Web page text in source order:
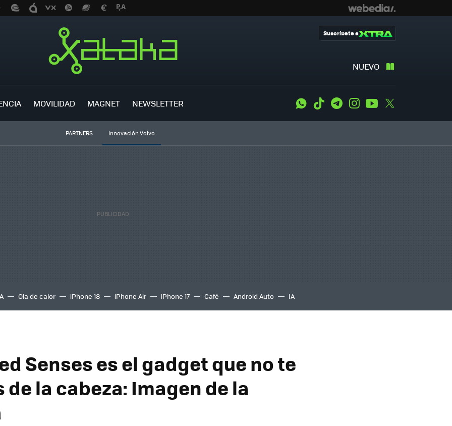
NUEVO
Suscríbete a
MOVILIDAD MAGNET NEWSLETTER WhatsApp
Tiktok TelegramInstagramYoutube
PARTNERS Innovación Volvo
Ola de calor iPhone 18 iPhone Air iPhone 17 Café Android Auto IA
Senses es el gadget que no te
la cabeza: Imagen de la